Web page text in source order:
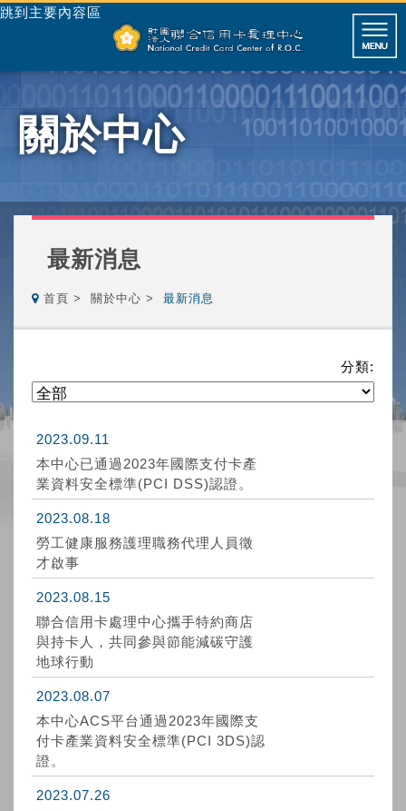
跳到主要內容區
關於中心
最新消息
首頁 關於中心 最新消息
分類:
2023.09.11
本中心已通過2023年國際支付卡產
業資料安全標準(PCI DSS)認證。
2023.08.18
勞工健康服務護理職務代理人員徵
才啟事
2023.08.15
聯合信用卡處理中心攜手特約商店
與持卡人，共同參與節能減碳守護
地球行動
2023.08.07
本中心ACS平台通過2023年國際支
付卡產業資料安全標準(PCI 3DS)認
證。
2023.07.26